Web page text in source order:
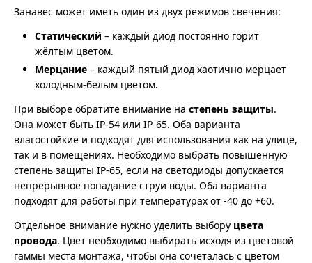
Занавес может иметь один из двух режимов свечения:
Статический – каждый диод постоянно горит
жёлтым цветом.
Мерцание – каждый пятый диод хаотично мерцает
холодным-белым цветом.
При выборе обратите внимание на степень защиты.
Она может быть IP-54 или IP-65. Оба варианта
влагостойкие и подходят для использования как на улице,
так и в помещениях. Необходимо выбрать повышенную
степень защиты IP-65, если на светодиоды допускается
непрерывное попадание струи воды. Оба варианта
подходят для работы при температурах от -40 до +60.
Отдельное внимание нужно уделить выбору цвета
провода. Цвет необходимо выбирать исходя из цветовой
гаммы места монтажа, чтобы она сочеталась с цветом